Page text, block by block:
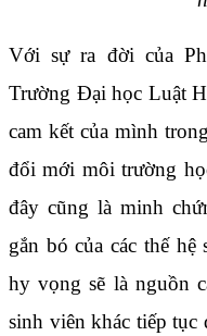
Với sự ra đời của
Trường Đại học Luật
cam kết của mình
đổi mới môi trường
đây cũng là minh
gắn bó của các thế
hy vọng sẽ là nguồn
sinh viên khác tiếp tục